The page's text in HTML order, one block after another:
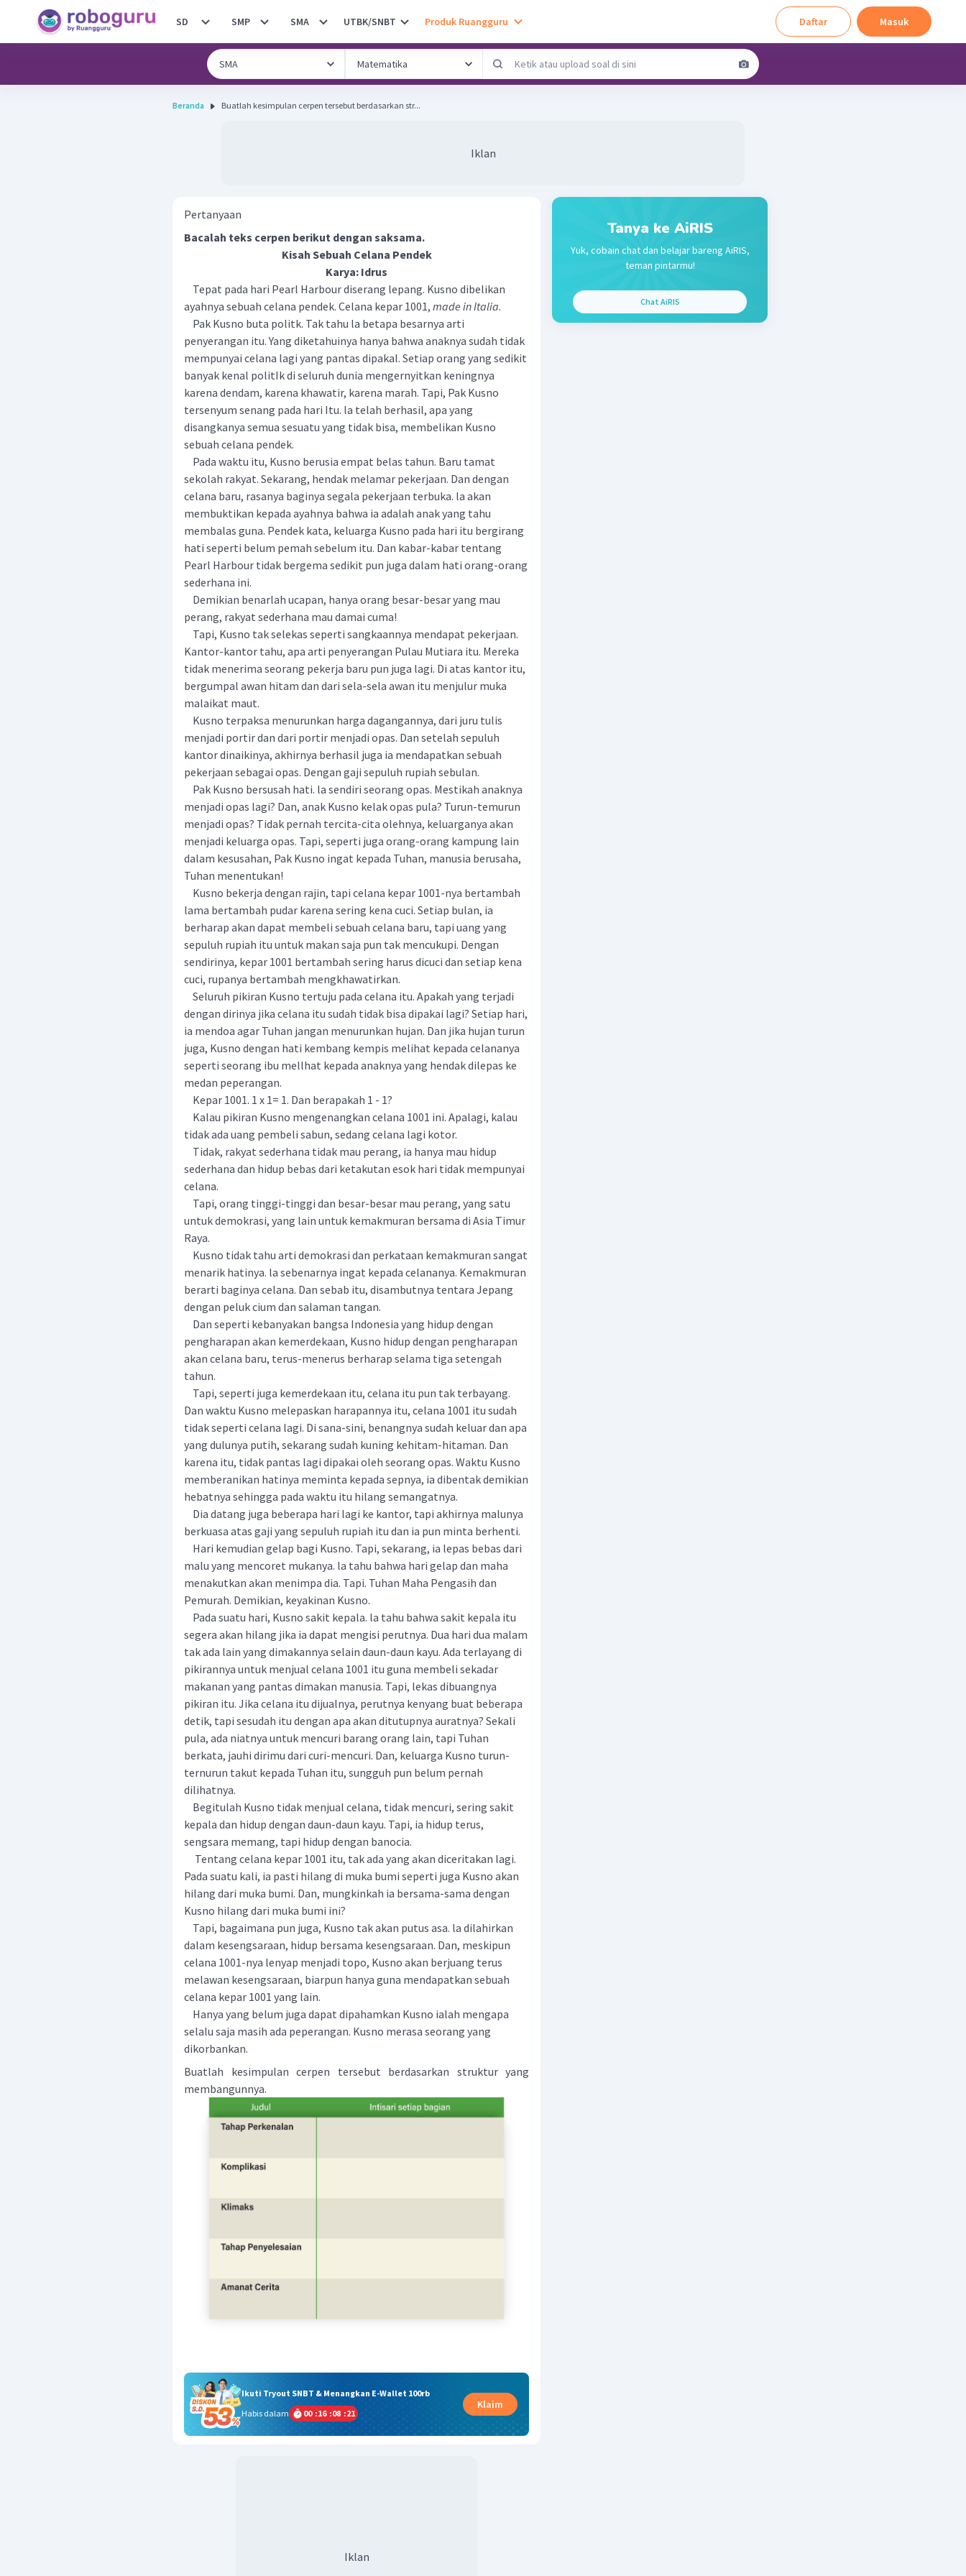
SD SMP SMA UTBK/SNBT Produk Ruangguru Daftar Masuk
Beranda Buatlah kesimpulan cerpen tersebut berdasarkan str...
Iklan
Pertanyaan
Bacalah teks cerpen berikut dengan saksama.
Kisah Sebuah Celana Pendek
Karya: Idrus
Tepat pada hari Pearl Harbour diserang lepang. Kusno dibelikan
ayahnya sebuah celana pendek. Celana kepar 1001, made in Italia.
Pak Kusno buta politk. Tak tahu la betapa besarnya arti
penyerangan itu. Yang diketahuinya hanya bahwa anaknya sudah tidak
mempunyai celana lagi yang pantas dipakal. Setiap orang yang sedikit
banyak kenal politIk di seluruh dunia mengernyitkan keningnya
karena dendam, karena khawatir, karena marah. Tapi, Pak Kusno
tersenyum senang pada hari Itu. la telah berhasil, apa yang
disangkanya semua sesuatu yang tidak bisa, membelikan Kusno
sebuah celana pendek.
Pada waktu itu, Kusno berusia empat belas tahun. Baru tamat
sekolah rakyat. Sekarang, hendak melamar pekerjaan. Dan dengan
celana baru, rasanya baginya segala pekerjaan terbuka. la akan
membuktikan kepada ayahnya bahwa ia adalah anak yang tahu
membalas guna. Pendek kata, keluarga Kusno pada hari itu bergirang
hati seperti belum pemah sebelum itu. Dan kabar-kabar tentang
Pearl Harbour tidak bergema sedikit pun juga dalam hati orang-orang
sederhana ini.
Demikian benarlah ucapan, hanya orang besar-besar yang mau
perang, rakyat sederhana mau damai cuma!
Tapi, Kusno tak selekas seperti sangkaannya mendapat pekerjaan.
Kantor-kantor tahu, apa arti penyerangan Pulau Mutiara itu. Mereka
tidak menerima seorang pekerja baru pun juga lagi. Di atas kantor itu,
bergumpal awan hitam dan dari sela-sela awan itu menjulur muka
malaikat maut.
Kusno terpaksa menurunkan harga dagangannya, dari juru tulis
menjadi portir dan dari portir menjadi opas. Dan setelah sepuluh
kantor dinaikinya, akhirnya berhasil juga ia mendapatkan sebuah
pekerjaan sebagai opas. Dengan gaji sepuluh rupiah sebulan.
Pak Kusno bersusah hati. la sendiri seorang opas. Mestikah anaknya
menjadi opas lagi? Dan, anak Kusno kelak opas pula? Turun-temurun
menjadi opas? Tidak pernah tercita-cita olehnya, keluarganya akan
menjadi keluarga opas. Tapi, seperti juga orang-orang kampung lain
dalam kesusahan, Pak Kusno ingat kepada Tuhan, manusia berusaha,
Tuhan menentukan!
Kusno bekerja dengan rajin, tapi celana kepar 1001-nya bertambah
lama bertambah pudar karena sering kena cuci. Setiap bulan, ia
berharap akan dapat membeli sebuah celana baru, tapi uang yang
sepuluh rupiah itu untuk makan saja pun tak mencukupi. Dengan
sendirinya, kepar 1001 bertambah sering harus dicuci dan setiap kena
cuci, rupanya bertambah mengkhawatirkan.
Seluruh pikiran Kusno tertuju pada celana itu. Apakah yang terjadi
dengan dirinya jika celana itu sudah tidak bisa dipakai lagi? Setiap hari,
ia mendoa agar Tuhan jangan menurunkan hujan. Dan jika hujan turun
juga, Kusno dengan hati kembang kempis melihat kepada celananya
seperti seorang ibu mellhat kepada anaknya yang hendak dilepas ke
medan peperangan.
Kepar 1001. 1 x 1= 1. Dan berapakah 1 - 1?
Kalau pikiran Kusno mengenangkan celana 1001 ini. Apalagi, kalau
tidak ada uang pembeli sabun, sedang celana lagi kotor.
Tidak, rakyat sederhana tidak mau perang, ia hanya mau hidup
sederhana dan hidup bebas dari ketakutan esok hari tidak mempunyai
celana.
Tapi, orang tinggi-tinggi dan besar-besar mau perang, yang satu
untuk demokrasi, yang lain untuk kemakmuran bersama di Asia Timur
Raya.
Kusno tidak tahu arti demokrasi dan perkataan kemakmuran sangat
menarik hatinya. la sebenarnya ingat kepada celananya. Kemakmuran
berarti baginya celana. Dan sebab itu, disambutnya tentara Jepang
dengan peluk cium dan salaman tangan.
Dan seperti kebanyakan bangsa Indonesia yang hidup dengan
pengharapan akan kemerdekaan, Kusno hidup dengan pengharapan
akan celana baru, terus-menerus berharap selama tiga setengah
tahun.
Tapi, seperti juga kemerdekaan itu, celana itu pun tak terbayang.
Dan waktu Kusno melepaskan harapannya itu, celana 1001 itu sudah
tidak seperti celana lagi. Di sana-sini, benangnya sudah keluar dan apa
yang dulunya putih, sekarang sudah kuning kehitam-hitaman. Dan
karena itu, tidak pantas lagi dipakai oleh seorang opas. Waktu Kusno
memberanikan hatinya meminta kepada sepnya, ia dibentak demikian
hebatnya sehingga pada waktu itu hilang semangatnya.
Dia datang juga beberapa hari lagi ke kantor, tapi akhirnya malunya
berkuasa atas gaji yang sepuluh rupiah itu dan ia pun minta berhenti.
Hari kemudian gelap bagi Kusno. Tapi, sekarang, ia lepas bebas dari
malu yang mencoret mukanya. la tahu bahwa hari gelap dan maha
menakutkan akan menimpa dia. Tapi. Tuhan Maha Pengasih dan
Pemurah. Demikian, keyakinan Kusno.
Pada suatu hari, Kusno sakit kepala. la tahu bahwa sakit kepala itu
segera akan hilang jika ia dapat mengisi perutnya. Dua hari dua malam
tak ada lain yang dimakannya selain daun-daun kayu. Ada terlayang di
pikirannya untuk menjual celana 1001 itu guna membeli sekadar
makanan yang pantas dimakan manusia. Tapi, lekas dibuangnya
pikiran itu. Jika celana itu dijualnya, perutnya kenyang buat beberapa
detik, tapi sesudah itu dengan apa akan ditutupnya auratnya? Sekali
pula, ada niatnya untuk mencuri barang orang lain, tapi Tuhan
berkata, jauhi dirimu dari curi-mencuri. Dan, keluarga Kusno turun-
ternurun takut kepada Tuhan itu, sungguh pun belum pernah
dilihatnya.
Begitulah Kusno tidak menjual celana, tidak mencuri, sering sakit
kepala dan hidup dengan daun-daun kayu. Tapi, ia hidup terus,
sengsara memang, tapi hidup dengan banocia.
Tentang celana kepar 1001 itu, tak ada yang akan diceritakan lagi.
Pada suatu kali, ia pasti hilang di muka bumi seperti juga Kusno akan
hilang dari muka bumi. Dan, mungkinkah ia bersama-sama dengan
Kusno hilang dari muka bumi ini?
Tapi, bagaimana pun juga, Kusno tak akan putus asa. la dilahirkan
dalam kesengsaraan, hidup bersama kesengsaraan. Dan, meskipun
celana 1001-nya lenyap menjadi topo, Kusno akan berjuang terus
melawan kesengsaraan, biarpun hanya guna mendapatkan sebuah
celana kepar 1001 yang lain.
Hanya yang belum juga dapat dipahamkan Kusno ialah mengapa
selalu saja masih ada peperangan. Kusno merasa seorang yang
dikorbankan.
Buatlah kesimpulan cerpen tersebut berdasarkan struktur yang
membangunnya.
Ikuti Tryout SNBT & Menangkan E-Wallet 100rb
Habis dalam
00 :16 :08 :20
Klaim
Iklan
Tanya ke AiRIS
Yuk, cobain chat dan belajar bareng AiRIS,
teman pintarmu!
Chat AiRIS